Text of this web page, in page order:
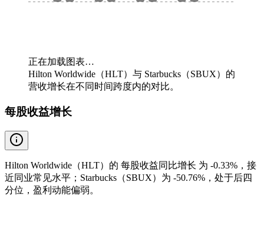
正在加载图表…
Hilton Worldwide（HLT）与 Starbucks（SBUX）的
营收增长在不同时间跨度内的对比。
每股收益增长
Hilton Worldwide（HLT）的 每股收益同比增长 为 -0.33%，接
近同业常见水平；Starbucks（SBUX）为 -50.76%，处于后四
分位，盈利动能偏弱。